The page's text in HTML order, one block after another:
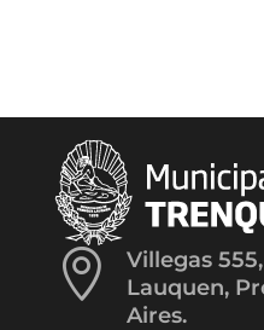

Villegas
Lauquen,
Aires.